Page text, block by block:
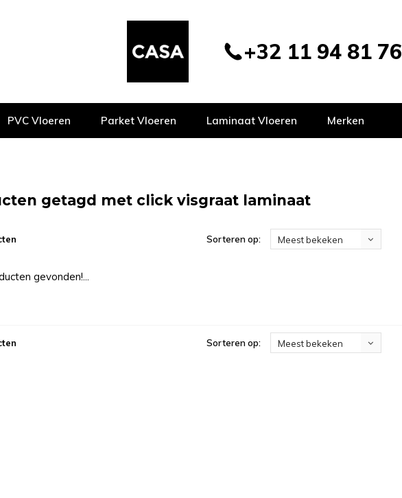
+32 11 94 81 76
PVC Vloeren Parket Vloeren Laminaat Vloeren Merken
getagd met click visgraat laminaat
Sorteren op: Meest bekeken
gevonden!...
Sorteren op: Meest bekeken